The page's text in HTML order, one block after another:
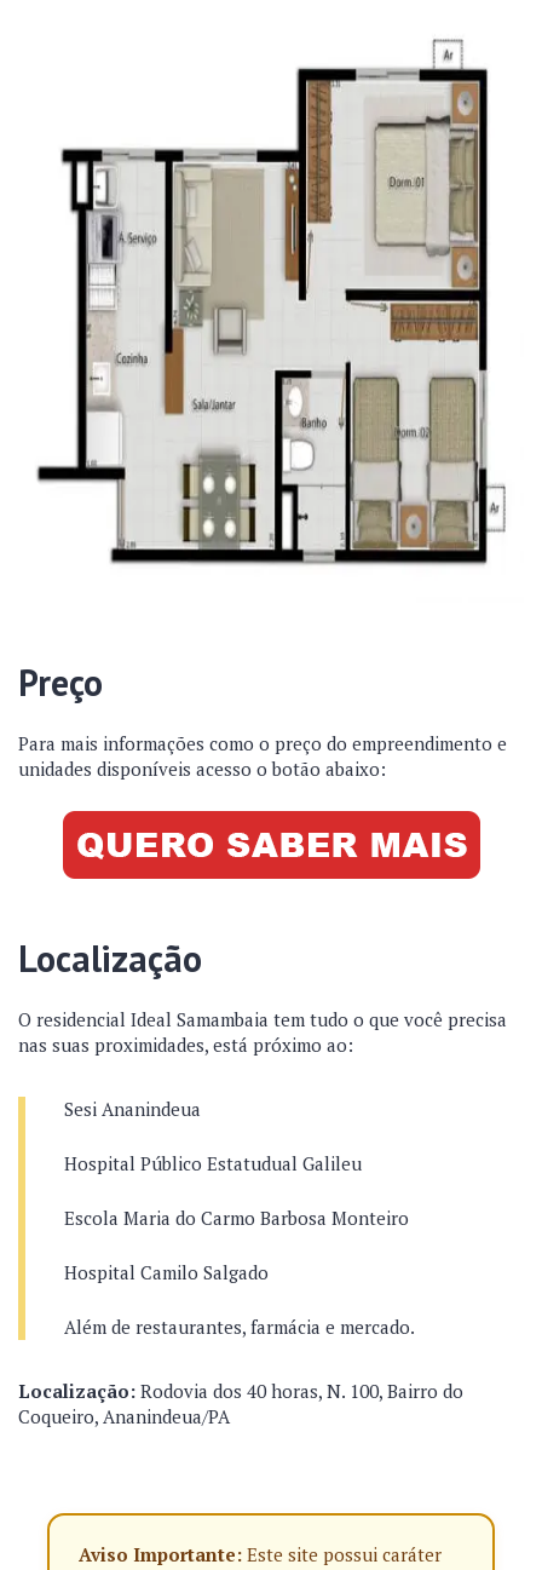
Preço
Para mais informações como o preço do empreendimento e
unidades disponíveis acesso o botão abaixo:
Localização
O residencial Ideal Samambaia tem tudo o que você precisa
nas suas proximidades, está próximo ao:
Sesi Ananindeua
Hospital Público Estatudual Galileu
Escola Maria do Carmo Barbosa Monteiro
Hospital Camilo Salgado
Além de restaurantes, farmácia e mercado.
Localização: Rodovia dos 40 horas, N. 100, Bairro do
Coqueiro, Ananindeua/PA
Aviso Importante: Este site possui caráter